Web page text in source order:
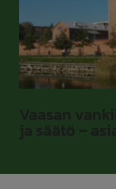
Vaasan
ja säätö –